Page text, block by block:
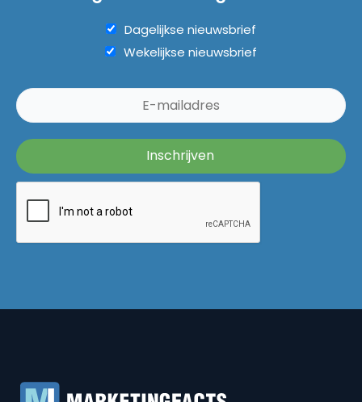
Dagelijkse nieuwsbrief
Wekelijkse nieuwsbrief